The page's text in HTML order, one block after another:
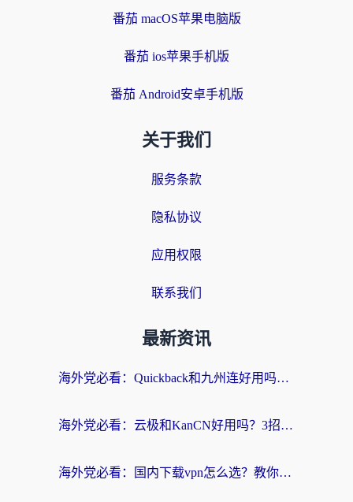
番茄 macOS苹果电脑版
番茄 ios苹果手机版
番茄 Android安卓手机版
关于我们
服务条款
隐私协议
应用权限
联系我们
最新资讯
海外党必看：Quickback和九州连好用吗？3步选对回国加速器实现无缝刷国内资源
海外党必看：云极和KanCN好用吗？3招教你选对回国加速器（附免费VPN避坑指南）
海外党必看：国内下载vpn怎么选？教你无缝访问国内资源的实用指南